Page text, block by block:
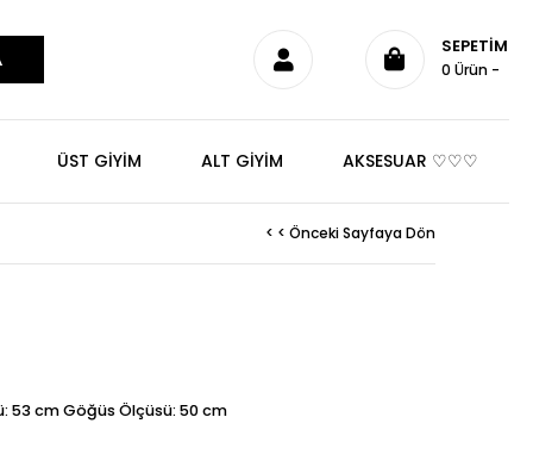
SEPETIM
0 Ürün
ÜST GİYİM ALT GİYİM AKSESUAR ♡♡♡
< < Önceki Sayfaya Dön
53 cm Göğüs Ölçüsü: 50 cm